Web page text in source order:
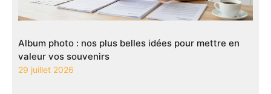
Album photo : nos plus belles idées pour mettre en
valeur vos souvenirs
29 juillet 2026